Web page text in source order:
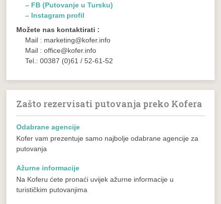
– FB (Putovanje u Tursku)
– Instagram profil
Možete nas kontaktirati :
Mail : marketing@kofer.info
Mail : office@kofer.info
Tel.: 00387 (0)61 / 52-61-52
Zašto rezervisati putovanja preko Kofera
Odabrane agencije
Kofer vam prezentuje samo najbolje odabrane agencije za
putovanja
Ažurne informacije
Na Koferu ćete pronaći uvijek ažurne informacije u
turističkim putovanjima